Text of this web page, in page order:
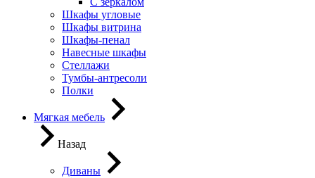
Шкафы угловые
Шкафы витрина
Шкафы-пенал
Навесные шкафы
Стеллажи
Тумбы-антресоли
Полки
Мягкая мебель
Назад
Диваны